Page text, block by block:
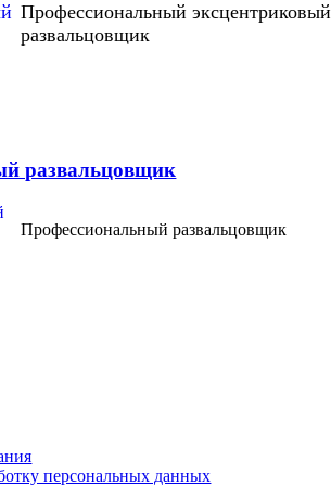
Профессиональный эксцентриковый
развальцовщик
развальцовщик
Профессиональный развальцовщик
персональных данных